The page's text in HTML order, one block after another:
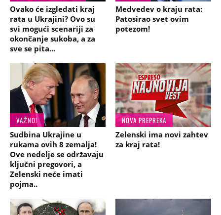
Ovako će izgledati kraj
rata u Ukrajini? Ovo su
svi mogući scenariji za
okončanje sukoba, a za
sve se pita...
Medvedev o kraju rata:
Patosirao svet ovim
potezom!
VAŽNO!
Sudbina Ukrajine u
rukama ovih 8 zemalja!
Ove nedelje se održavaju
ključni pregovori, a
Zelenski neće imati
pojma..
NOVA PREPREKA
Zelenski ima novi zahtev
za kraj rata!